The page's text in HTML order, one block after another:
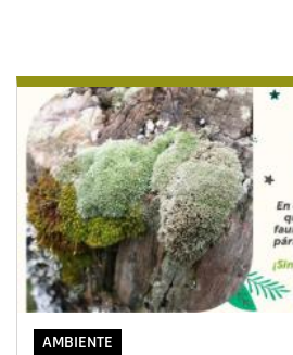
AMBIENTE